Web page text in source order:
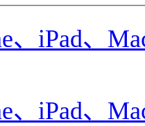
、iPad、
、iPad、